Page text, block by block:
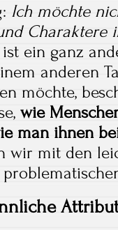
Ich möchte
Charaktere
ein ganz
anderen
möchte,
wie
man ihnen
wir mit den